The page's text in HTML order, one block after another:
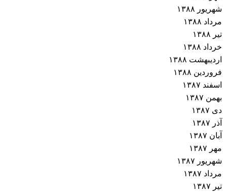
شهریور ۱۳۸۸
مرداد ۱۳۸۸
تیر ۱۳۸۸
خرداد ۱۳۸۸
اردیبهشت ۱۳۸۸
فروردین ۱۳۸۸
اسفند ۱۳۸۷
بهمن ۱۳۸۷
دی ۱۳۸۷
آذر ۱۳۸۷
آبان ۱۳۸۷
مهر ۱۳۸۷
شهریور ۱۳۸۷
مرداد ۱۳۸۷
تیر ۱۳۸۷